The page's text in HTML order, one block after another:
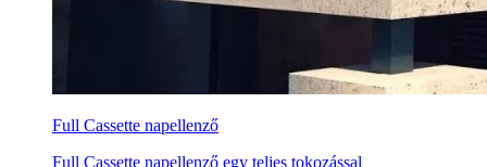
Full Cassette napellenző
Full Cassette napellenző egy teljes tokozással